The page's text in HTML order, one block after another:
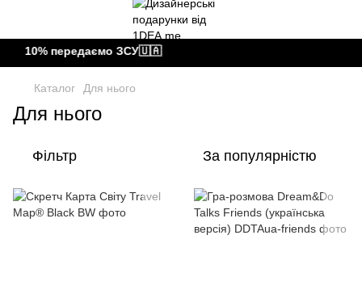
10% передаємо ЗСУ🇺🇦
Каталог Для нього
Для нього
Фільтр За популярністю